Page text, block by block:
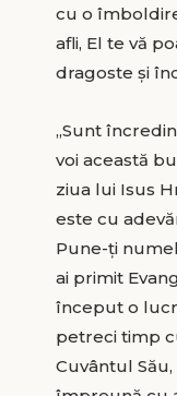
cu o
afli, El te vă
dragoste și
„Sunt
voi această
ziua lui Isus
este cu
Pune-ți
ai primit
început o
petreci timp
Cuvântul